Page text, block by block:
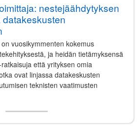
nestejäähdytyksen
vuosikymmenten kokemus
ja heidän tietämyksensä
että yrityksen omia
ovat linjassa datakeskusten
teknisten vaatimusten